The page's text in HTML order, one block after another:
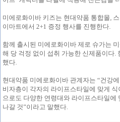
미에로화이바 키즈는 현대약품 통합몰,
이마트에서 2+1 증정 행사를 진행한다.
함께 출시된 미에로화이바 제로 슈가는
해 당 걱정 없이 섭취 가능한 신제품이다.
했다.
현대약품 미에로화이바 관계자는 “건강
비자층이 각자의 라이프스타일에 맞게
으로도 다양한 연령대와 라이프스타일
나갈 것”이라고 말했다.